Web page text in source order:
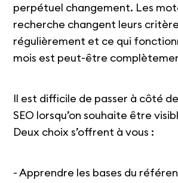
perpétuel changement. Les
recherche changent leurs
régulièrement et ce qui
mois est peut-être
Il est difficile de passer à côté
SEO lorsqu’on souhaite être
Deux choix s’offrent à vous :
- Apprendre les bases du